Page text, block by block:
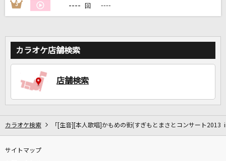
DAMに会員登録・ログインして
家族や友達と一緒に！練習にも！
3 ---- 回 ----
カラオケ店舗検索
店舗検索
カラオケ検索 「[生音][本人歌唱]かもめの街(すぎもとまさとコンサート
サイトマップ